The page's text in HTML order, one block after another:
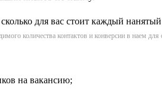
количества контактов и конверсии в наем
на вакансию;